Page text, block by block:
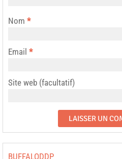
Nom *
Email *
Site web (facultatif)
BUFFALODDP